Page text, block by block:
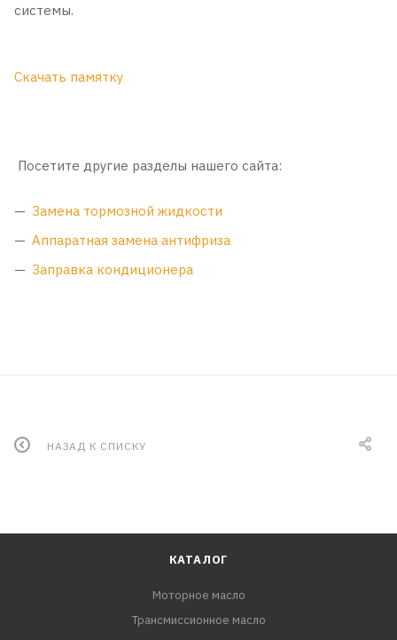
системы.
Скачать памятку
Посетите другие разделы нашего сайта:
Замена тормозной жидкости
Аппаратная замена антифриза
Заправка кондиционера
НАЗАД К СПИСКУ
КАТАЛОГ
Моторное масло
Трансмиссионное масло